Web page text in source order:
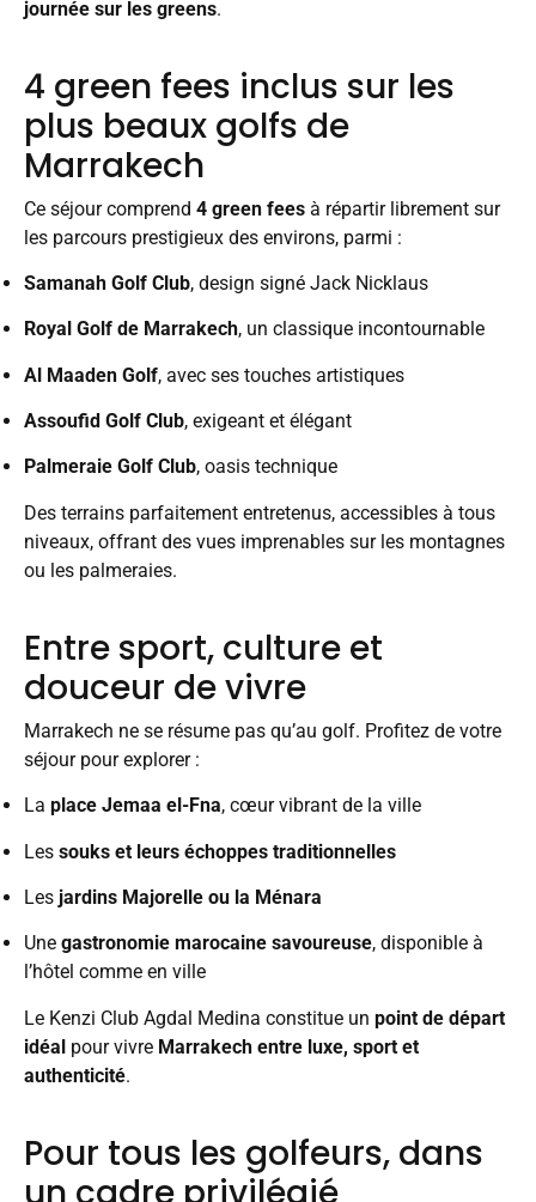
journée sur les greens.
4 green fees inclus sur les
plus beaux golfs de
Marrakech
Ce séjour comprend 4 green feesà répartir librement sur
les parcours prestigieux des environs, parmi :
Samanah Golf Club, design signé Jack Nicklaus
Royal Golf de Marrakech, un classique incontournable
Al Maaden Golf, avec ses touches artistiques
Assoufid Golf Club, exigeant et élégant
Palmeraie Golf Club, oasis technique
Des terrains parfaitement entretenus, accessibles à tous
niveaux, offrant des vues imprenables sur les montagnes
ou les palmeraies.
Entre sport, culture et
douceur de vivre
Marrakech ne se résume pas qu’au golf. Profitez de votre
séjour pour explorer :
La place Jemaa el-Fna, cœur vibrant de la ville
Les souks et leurs échoppes traditionnelles
Les jardins Majorelle ou la Ménara
Une gastronomie marocaine savoureuse, disponible à
l’hôtel comme en ville
Le Kenzi Club Agdal Medina constitue un point de départ
idéalpour vivre Marrakech entre luxe, sport et
authenticité.
Pour tous les golfeurs, dans